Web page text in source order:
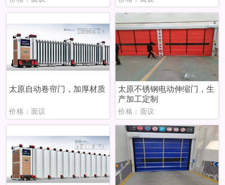
太原自动卷帘门，加厚材质
价格：面议
太原不锈钢电动伸缩门，生
产加工定制
价格：面议